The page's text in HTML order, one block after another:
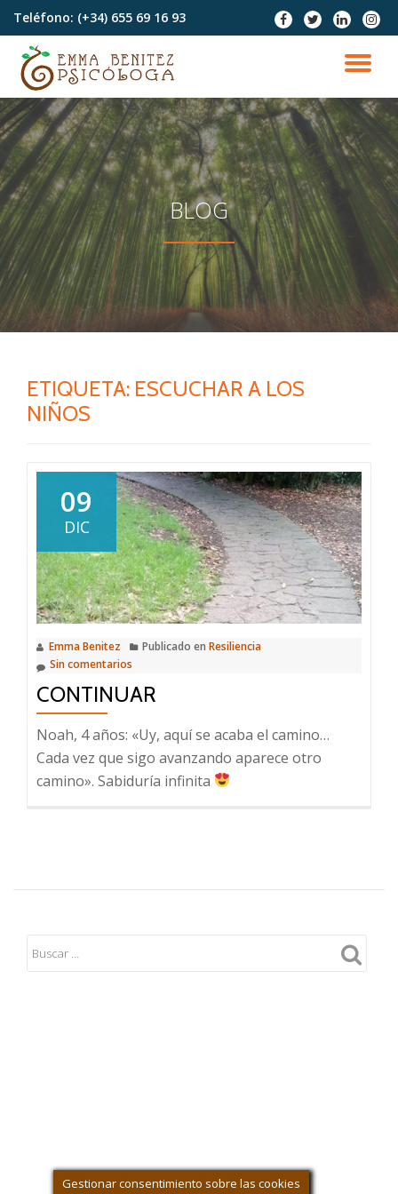
Saltar
contenido
Teléfono: (+34) 655 69 16 93
fa-
facebook
fa-
twitter
fa-
linkedin
fa-
BLOG
ETIQUETA: ESCUCHAR A LOS
NIÑOS
09
DIC
Emma Benitez Publicado en Resiliencia
Sin comentarios
CONTINUAR
Noah, 4 años: «Uy, aquí se acaba el camino…
Cada vez que sigo avanzando aparece otro
camino». Sabiduría infinita
Gestionar consentimiento sobre las cookies